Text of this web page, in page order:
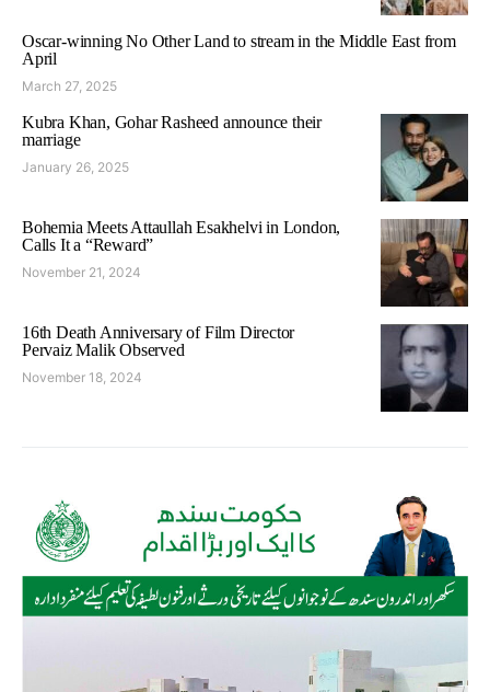
Oscar-winning No Other Land to stream in the Middle East from
April
March 27, 2025
Kubra Khan, Gohar Rasheed announce their
marriage
January 26, 2025
Bohemia Meets Attaullah Esakhelvi in London,
Calls It a “Reward”
November 21, 2024
16th Death Anniversary of Film Director
Pervaiz Malik Observed
November 18, 2024